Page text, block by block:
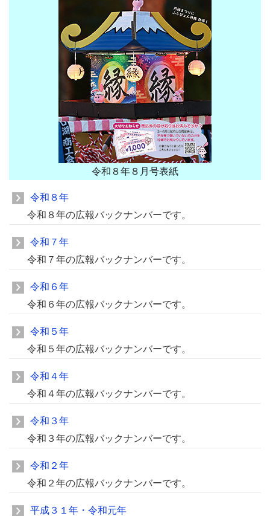
令和８年８月号表紙
令和８年
令和８年の広報バックナンバーです。
令和７年
令和７年の広報バックナンバーです。
令和６年
令和６年の広報バックナンバーです。
令和５年
令和５年の広報バックナンバーです。
令和４年
令和４年の広報バックナンバーです。
令和３年
令和３年の広報バックナンバーです。
令和２年
令和２年の広報バックナンバーです。
平成３１年・令和元年